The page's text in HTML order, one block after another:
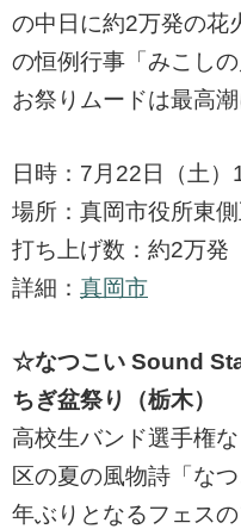
の中日に約2万発の花
の恒例行事「みこし
お祭りムードは最高潮
日時：7月22日（土
場所：真岡市役所東
打ち上げ数：約2万発
詳細： 真岡市
☆なつこい Sound
ちぎ盆祭り（栃木）
高校生バンド選手権
区の夏の風物詩「な
年ぶりとなるフェスの